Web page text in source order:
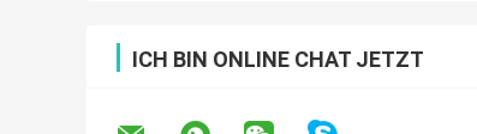
ICH BIN ONLINE CHAT JETZT